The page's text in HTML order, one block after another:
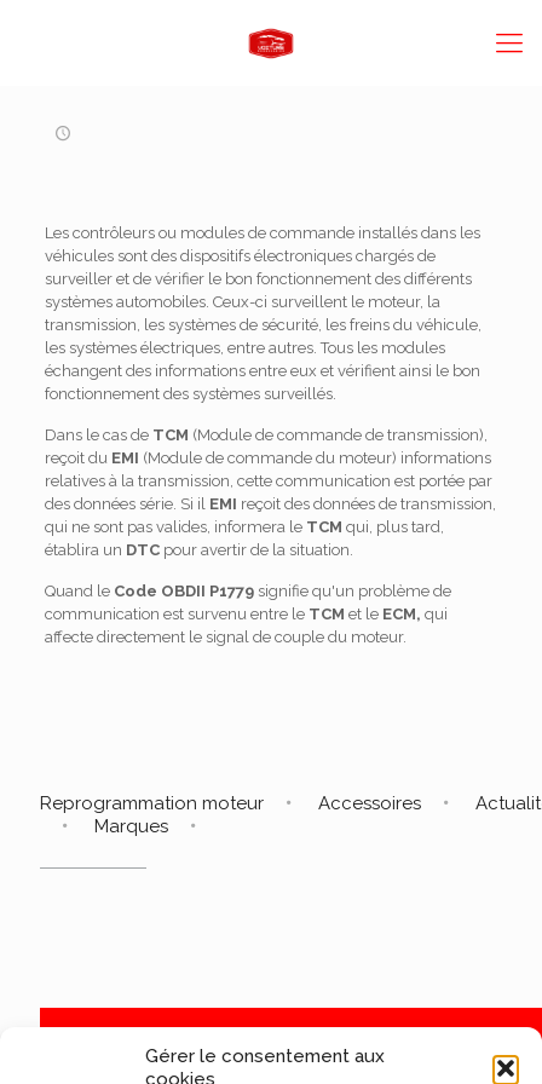
Gérer le consentement aux
cookies
Les contrôleurs ou modules de commande installés dans les
véhicules sont des dispositifs électroniques chargés de
surveiller et de vérifier le bon fonctionnement des différents
systèmes automobiles. Ceux-ci surveillent le moteur, la
transmission, les systèmes de sécurité, les freins du véhicule,
les systèmes électriques, entre autres. Tous les modules
échangent des informations entre eux et vérifient ainsi le bon
fonctionnement des systèmes surveillés.
Dans le cas de TCM (Module de commande de transmission),
reçoit du EMI (Module de commande du moteur) informations
relatives à la transmission, cette communication est portée par
des données série. Si il EMI reçoit des données de transmission,
qui ne sont pas valides, informera le TCM qui, plus tard,
établira un DTCpour avertir de la situation.
Quand le Code OBDII P1779signifie qu'un problème de
communication est survenu entre le TCM et le ECM, qui
affecte directement le signal de couple du moteur.
Reprogrammation moteur Accessoires
Marques